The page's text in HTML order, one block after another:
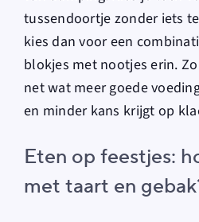
tussendoortje zonder iets
kies dan voor een
blokjes met nootjes erin.
net wat meer goede
en minder kans krijgt op
Eten op feestjes:
met taart en